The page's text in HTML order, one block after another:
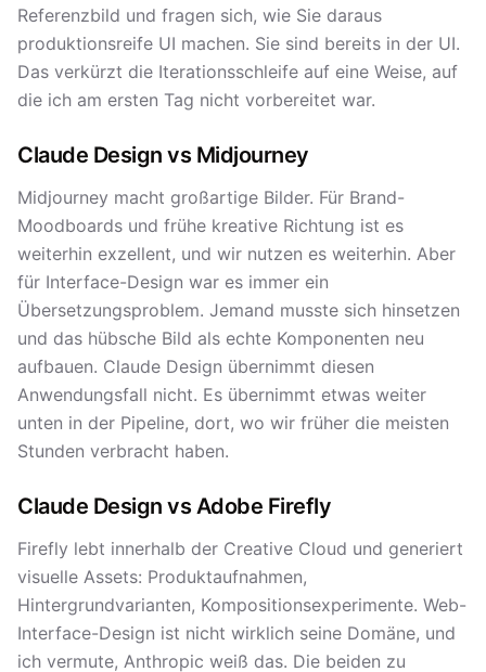
Referenzbild und fragen sich, wie Sie daraus
produktionsreife UI machen. Sie sind bereits in der UI.
Das verkürzt die Iterationsschleife auf eine Weise, auf
die ich am ersten Tag nicht vorbereitet war.
Claude Design vs Midjourney
Midjourney macht großartige Bilder. Für Brand-
Moodboards und frühe kreative Richtung ist es
weiterhin exzellent, und wir nutzen es weiterhin. Aber
für Interface-Design war es immer ein
Übersetzungsproblem. Jemand musste sich hinsetzen
und das hübsche Bild als echte Komponenten neu
aufbauen. Claude Design übernimmt diesen
Anwendungsfall nicht. Es übernimmt etwas weiter
unten in der Pipeline, dort, wo wir früher die meisten
Stunden verbracht haben.
Claude Design vs Adobe Firefly
Firefly lebt innerhalb der Creative Cloud und generiert
visuelle Assets: Produktaufnahmen,
Hintergrundvarianten, Kompositionsexperimente. Web-
Interface-Design ist nicht wirklich seine Domäne, und
ich vermute, Anthropic weiß das. Die beiden zu